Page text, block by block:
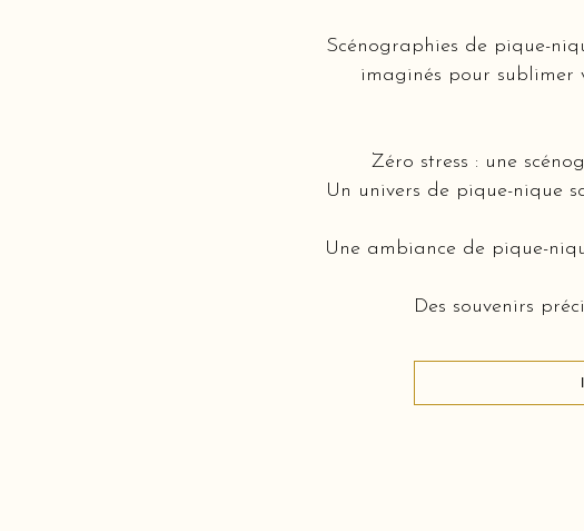
Scénographies de pique-
imaginés pour sublimer
Zéro stress : une
Un univers de pique-nique
Une ambiance de pique-
Des souvenirs